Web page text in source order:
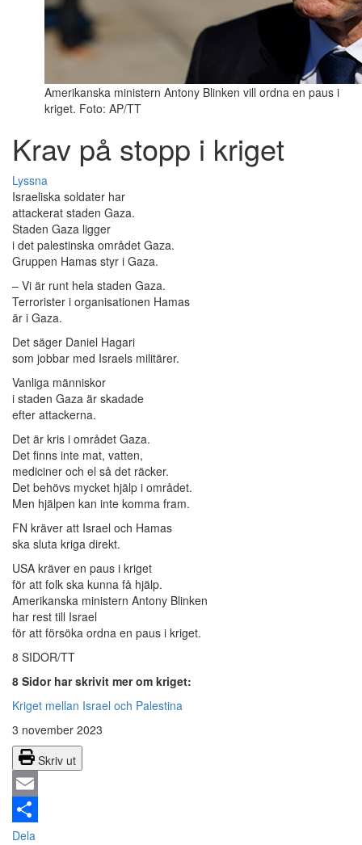
Amerikanska ministern Antony Blinken vill ordna en paus i
kriget. Foto: AP/TT
Krav på stopp i kriget
Lyssna
Israeliska soldater har
attackerat staden Gaza.
Staden Gaza ligger
i det palestinska området Gaza.
Gruppen Hamas styr i Gaza.
– Vi är runt hela staden Gaza.
Terrorister i organisationen Hamas
är i Gaza.
Det säger Daniel Hagari
som jobbar med Israels militärer.
Vanliga människor
i staden Gaza är skadade
efter attackerna.
Det är kris i området Gaza.
Det finns inte mat, vatten,
mediciner och el så det räcker.
Det behövs mycket hjälp i området.
Men hjälpen kan inte komma fram.
FN kräver att Israel och Hamas
ska sluta kriga direkt.
USA kräver en paus i kriget
för att folk ska kunna få hjälp.
Amerikanska ministern Antony Blinken
har rest till Israel
för att försöka ordna en paus i kriget.
8 SIDOR/TT
8 Sidor har skrivit mer om kriget:
Kriget mellan Israel och Palestina
3 november 2023
Skriv ut
Email
Dela